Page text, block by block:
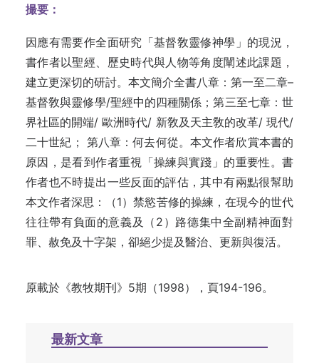
撮要：
因應有需要作全面研究「基督敎靈修神學」的現況，
書作者以聖經、歷史時代與人物等角度闡述此課題，
建立更深切的研討。本文簡介全書八章：第一至二章–
基督敎與靈修學/聖經中的四種關係；第三至七章：世
界社區的開端/ 歐洲時代/ 新敎及天主敎的改革/ 現代/
二十世紀； 第八章：何去何從。本文作者欣賞本書的
原因，是看到作者重視「操練與實踐」的重要性。書
作者也不時提出一些反面的評估，其中有兩點很幫助
本文作者深思：（1）禁慾苦修的操練，在現今的世代
往往帶有負面的意義及（2）路德集中全副精神面對
罪、赦免及十字架，卻絕少提及醫治、更新與復活。
原載於《教牧期刊》5期（1998），頁194-196。
最新文章